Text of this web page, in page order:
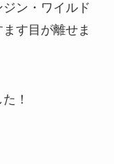
ン・ワイルド
す目が離せま
！